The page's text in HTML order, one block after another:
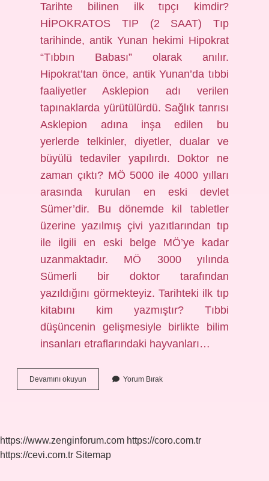
Tarihte bilinen ilk tıpçı kimdir?
HİPOKRATOS TIP (2 SAAT) Tıp
tarihinde, antik Yunan hekimi Hipokrat
“Tıbbın Babası” olarak anılır.
Hipokrat’tan önce, antik Yunan’da tıbbi
faaliyetler Asklepion adı verilen
tapınaklarda yürütülürdü. Sağlık tanrısı
Asklepion adına inşa edilen bu
yerlerde telkinler, diyetler, dualar ve
büyülü tedaviler yapılırdı. Doktor ne
zaman çıktı? MÖ 5000 ile 4000 yılları
arasında kurulan en eski devlet
Sümer’dir. Bu dönemde kil tabletler
üzerine yazılmış çivi yazıtlarından tıp
ile ilgili en eski belge MÖ’ye kadar
uzanmaktadır. MÖ 3000 yılında
Sümerli bir doktor tarafından
yazıldığını görmekteyiz. Tarihteki ilk tıp
kitabını kim yazmıştır? Tıbbi
düşüncenin gelişmesiyle birlikte bilim
insanları etraflarındaki hayvanları…
Devamını okuyun
Bilinen
Yorum Bırak
https://www.zenginforum.com https://coro.com.tr
https://cevi.com.tr Sitemap